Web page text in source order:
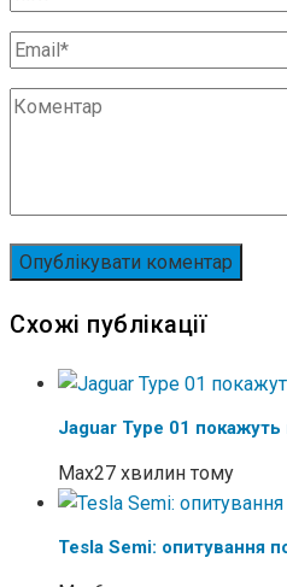
Схожі публікації
Jaguar Type 01 покажуть
Max27 хвилин тому
Tesla Semi: опитування